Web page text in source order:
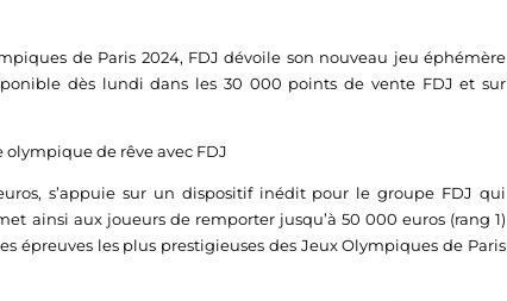
de Paris 2024, FDJ dévoile son nouveau jeu éphémère
dès lundi dans les 30 000 points de vente FDJ et sur
olympique de rêve avec FDJ
s’appuie sur un dispositif inédit pour le groupe FDJ qui
ainsi aux joueurs de remporter jusqu’à 50 000 euros (rang 1)
épreuves les plus prestigieuses des Jeux Olympiques de Paris